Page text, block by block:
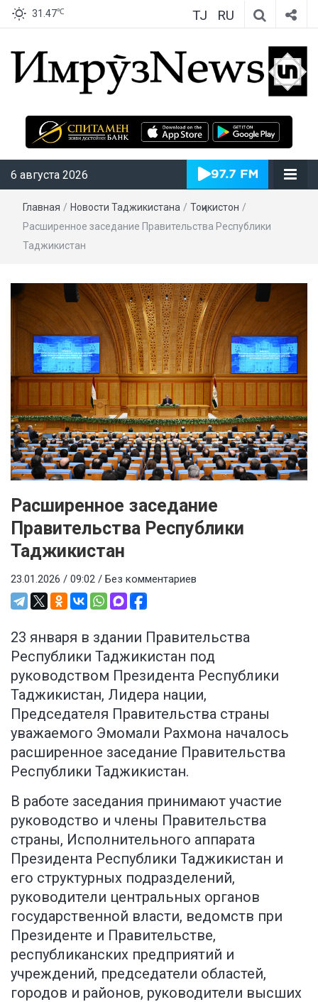
31.47℃ TJ RU
ИмрӯзNews
6 августа 2026
Главная / Новости Таджикистана / Тоҷикистон /
Расширенное заседание Правительства Республики
Таджикистан
Расширенное заседание
Правительства Республики
Таджикистан
23.01.2026 / 09:02 / Без комментариев
23 января в здании Правительства
Республики Таджикистан под
руководством Президента Республики
Таджикистан, Лидера нации,
Председателя Правительства страны
уважаемого Эмомали Рахмона началось
расширенное заседание Правительства
Республики Таджикистан.
В работе заседания принимают участие
руководство и члены Правительства
страны, Исполнительного аппарата
Президента Республики Таджикистан и
его структурных подразделений,
руководители центральных органов
государственной власти, ведомств при
Президенте и Правительстве,
республиканских предприятий и
учреждений, председатели областей,
городов и районов, руководители высших